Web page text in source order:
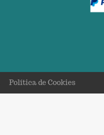
Política de Cookies